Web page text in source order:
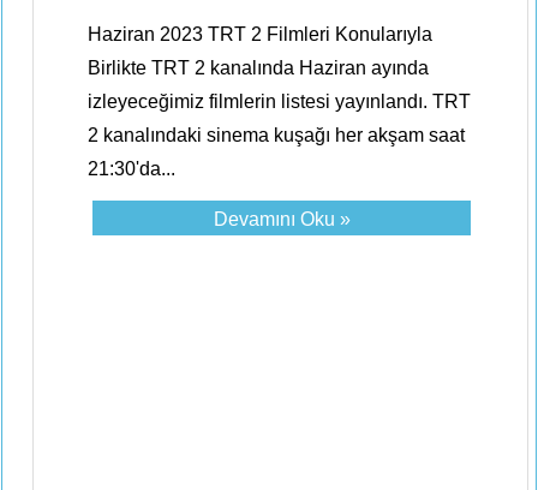
Haziran 2023 TRT 2 Filmleri Konularıyla
Birlikte TRT 2 kanalında Haziran ayında
izleyeceğimiz filmlerin listesi yayınlandı. TRT
2 kanalındaki sinema kuşağı her akşam saat
21:30'da...
Devamını Oku »